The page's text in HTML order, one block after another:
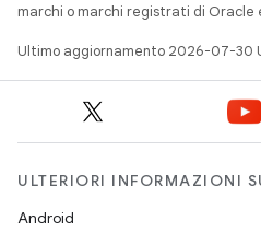
marchi o marchi registrati di Oracle
Ultimo aggiornamento 2026-07-30
ULTERIORI INFORMAZIONI
Android